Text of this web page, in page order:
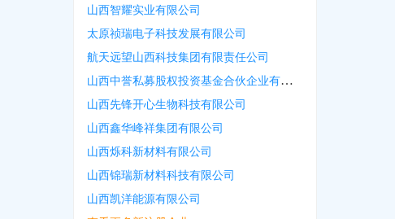
山西智耀实业有限公司
太原祯瑞电子科技发展有限公司
航天远望山西科技集团有限责任公司
山西中誉私募股权投资基金合伙企业有限合伙
山西先锋开心生物科技有限公司
山西鑫华峰祥集团有限公司
山西烁科新材料有限公司
山西锦瑞新材料科技有限公司
山西凯洋能源有限公司